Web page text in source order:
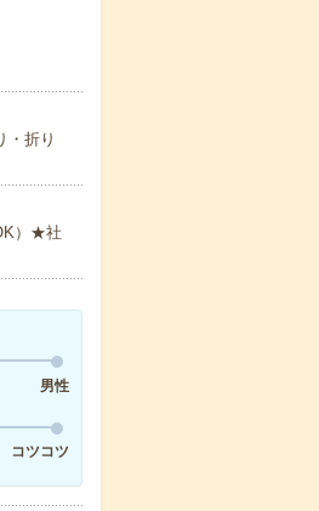
・折り
）★社
男性
コツコツ